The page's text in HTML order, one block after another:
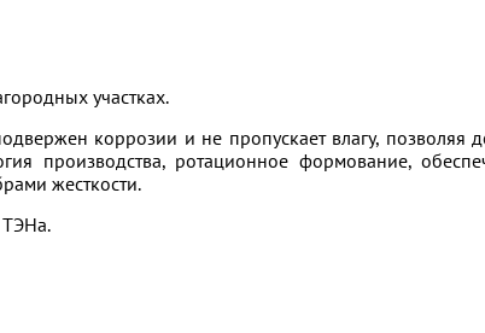
участках.
коррозии и не пропускает влагу, позволяя
производства, ротационное формование,
жесткости.
ТЭНа.